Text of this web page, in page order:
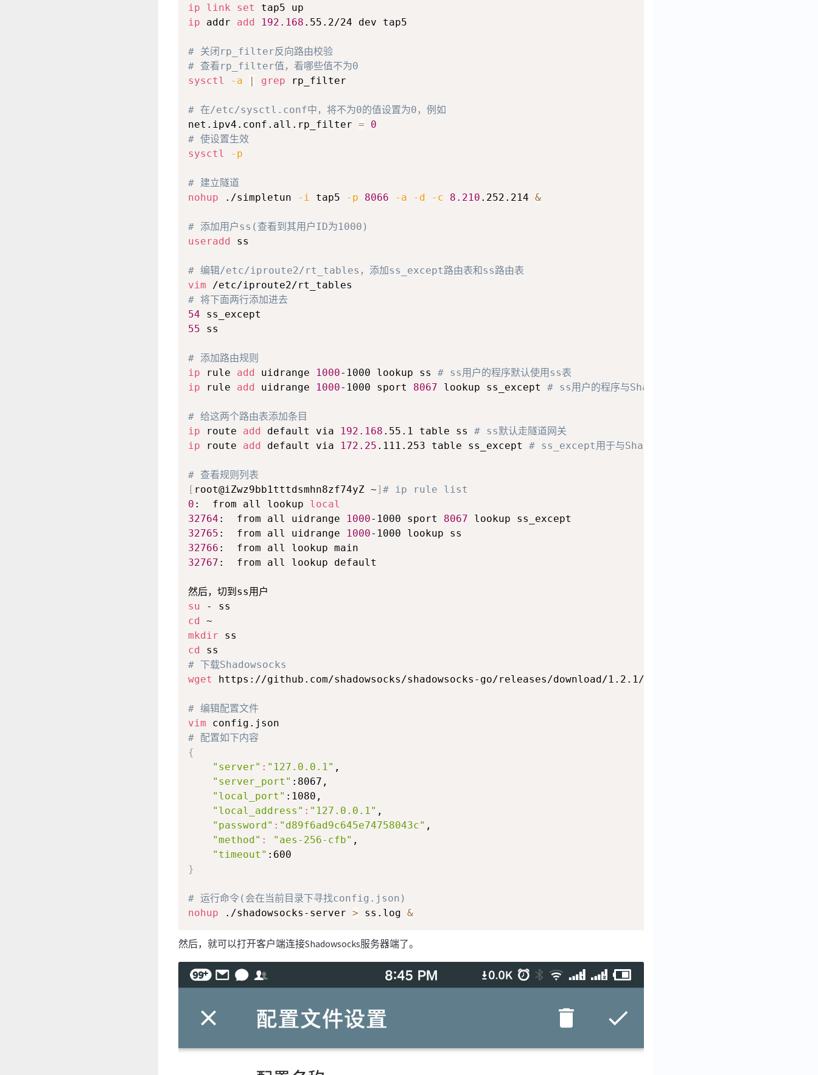
ip
link set
ip addr add 192.168 .55.2/24 dev tap5
# 关闭rp_filter反向路由校验
# 查看rp_filter值，看哪些值不为0
sysctl
-a | grep rp_filter
# 在/etc/sysctl.conf中，将不为0的值设置为0，例如
net.ipv4.conf.all.rp_filter =
0
# 使设置生效
sysctl
-p
# 建立隧道
nohup ./simpletun -i tap5 -p 8066 -a -d -c 8.210 .252.214 &
# 添加用户ss(查看到其用户ID为1000)
useradd ss
# 编辑/etc/iproute2/rt_tables，添加ss_except路由表和ss路由表
vim
# 将下面两行添加进去
54
55 ss
# 添加路由规则
ip rule add uidrange 1000-1000 lookup ss # ss用户的程序默认使用ss表
ip rule add uidrange 1000-1000 sport 8067 lookup ss_except # ss用户的程序与Shadowsocks客户通信使用ss_except
# 给这两个路由表添加条目
ip route add default via 192.168 .55.1 table ss # ss默认走隧道网关
ip route add default via 172.25 .111.253 table ss_except # ss_except用于与Shadowsocks通信，走回原先eth0的网
# 查看规则列表
[ root@iZwz9bb1tttdsmhn8zf74yZ ~] # ip rule list
0 :  from all lookup local
32764 :  from all uidrange 1000-1000 sport 8067
32765 :  from all uidrange 1000
32766
32767 :  from all lookup default
su
cd
mkdir
cd
# 下载Shadowsocks
wget https://github.com/shadowsocks/shadowsocks-go/releases/download/1.2.1/shadowsocks-server.tar.gz
# 编辑配置文件
vim
# 配置如下内容
{
"server" : "127.0.0.1" ,
"server_port" :8067,
"local_port" :1080,
"local_address" : "127.0.0.1" ,
"password" : "d89f6ad9c645e74758043c" ,
"method" : "aes-256-cfb" ,
"timeout"
}
# 运行命令(会在当前目录下寻找config.json)
nohup ./shadowsocks-server > ss.log &
然后，就可以打开客户端连接Shadowsocks服务器端了。